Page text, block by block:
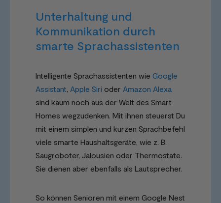
Unterhaltung und
Kommunikation durch
smarte Sprachassistenten
Intelligente Sprachassistenten wie Google
Assistant, Apple Siri oder Amazon Alexa
sind kaum noch aus der Welt des Smart
Homes wegzudenken. Mit ihnen steuerst Du
mit einem simplen und kurzen Sprachbefehl
viele smarte Haushaltsgeräte, wie z. B.
Saugroboter, Jalousien oder Thermostate.
Sie dienen aber ebenfalls als Lautsprecher.
So können Senioren mit einem Google Nest